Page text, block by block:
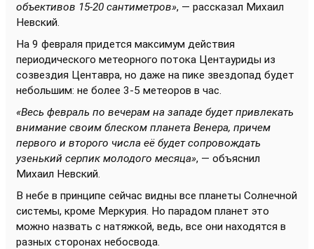
объективов 15-20 сантиметров», — рассказал Михаил
Невский.
На 9 февраля придется максимум действия
периодического метеорного потока Центауриды из
созвездия Центавра, но даже на пике звездопад будет
небольшим: не более 3-5 метеоров в час.
«Весь февраль по вечерам на западе будет привлекать
внимание своим блеском планета Венера, причем
первого и второго числа её будет сопровождать
узенький серпик молодого месяца», — объяснил
Михаил Невский.
В небе в принципе сейчас видны все планеты Солнечной
системы, кроме Меркурия. Но парадом планет это
можно назвать с натяжкой, ведь, все они находятся в
разных сторонах небосвода.